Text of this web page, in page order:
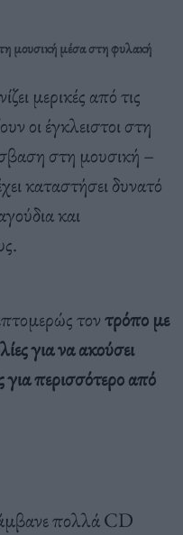
μουσική μέσα στη φυλακή
μερικές από τις
οι έγκλειστοι στη
στη μουσική –
καταστήσει δυνατό
και
τοντρόπο με
για να ακούσει
περισσότερο από
πολλά CD